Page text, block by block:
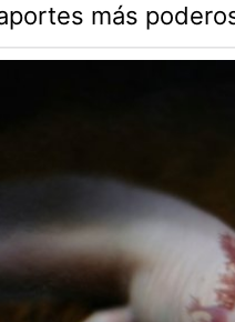
más